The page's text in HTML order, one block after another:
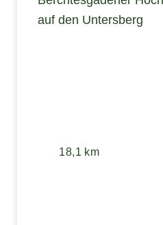
auf den Untersberg
18,1 km